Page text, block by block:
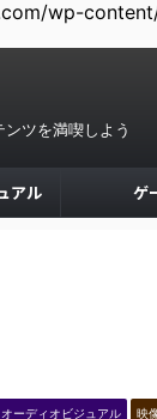
wp-
ツを満喫しよう
アル ゲ
オーディオビジュアル 映